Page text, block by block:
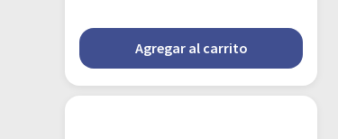
Agregar al carrito